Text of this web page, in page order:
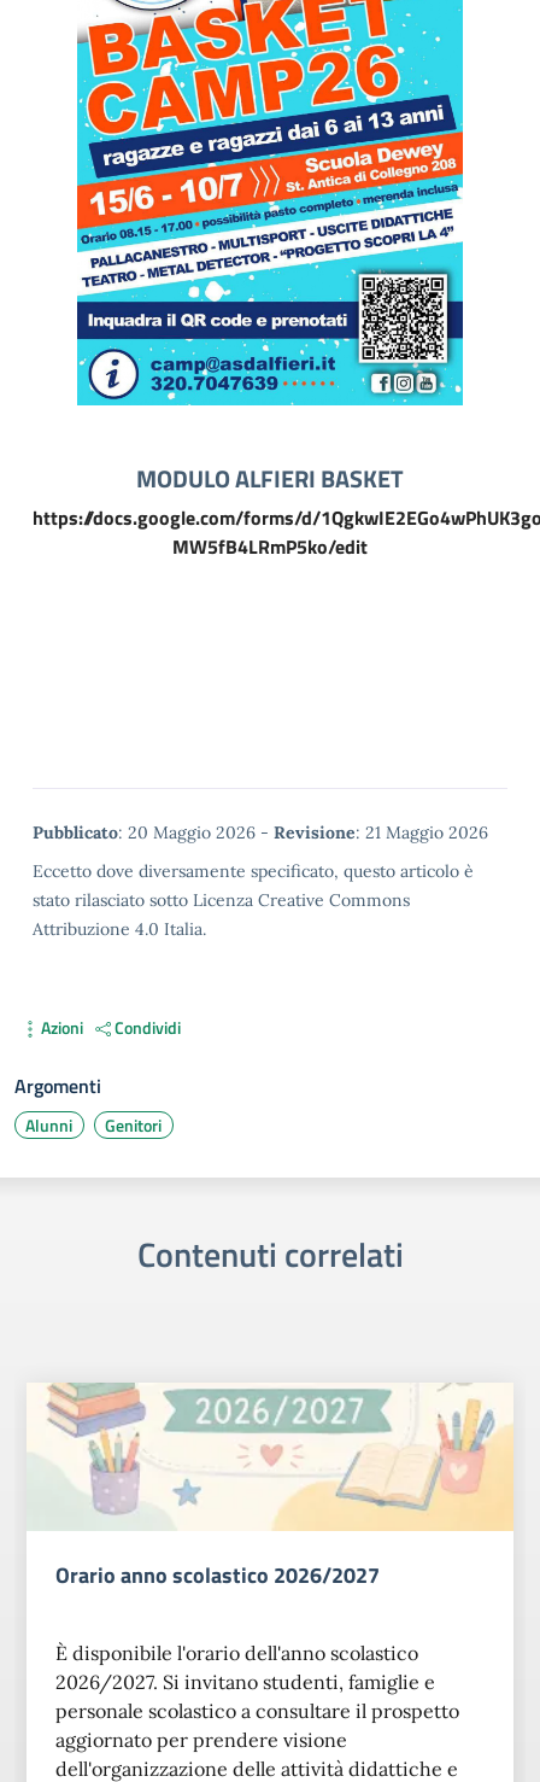
MODULO ALFIERI BASKET
https://docs.google.com/forms/d/
MW5fB4LRmP5ko/edit
Metadata
Pubblicato: 20 Maggio 2026 - Revisione: 21 Maggio 2026
Eccetto dove diversamente specificato, questo articolo è
stato rilasciato sotto Licenza Creative Commons
Attribuzione 4.0 Italia.
Azioni Condividi
Argomenti
Alunni Genitori
Contenuti correlati
Orario anno scolastico 2026/2027
È disponibile l'orario dell'anno scolastico
2026/2027. Si invitano studenti, famiglie e
personale scolastico a consultare il prospetto
aggiornato per prendere visione
dell'organizzazione delle attività didattiche e